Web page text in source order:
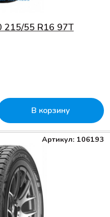
215/55 R16 97T
В корзину
Артикул: 106193